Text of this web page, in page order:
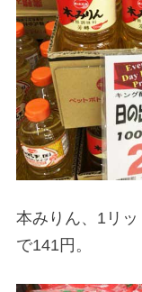
本みりん、1リ
で141円。